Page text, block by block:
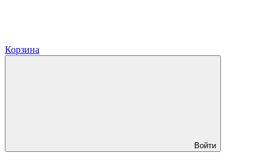
Корзина
Войти